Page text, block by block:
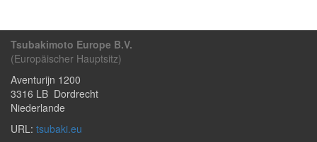
Tsubakimoto Europe B.V.
(Europäischer Hauptsitz)
Aventurijn 1200
3316 LB Dordrecht
Niederlande
URL: tsubaki.eu